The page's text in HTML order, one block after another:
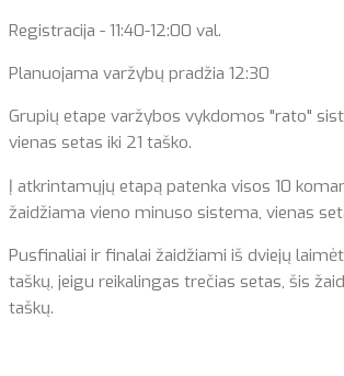
Registracija - 11:40-12:00 val.
Planuojama varžybų pradžia 12:30
Grupių etape varžybos vykdomos "rato"
vienas setas iki 21 taško.
Į atkrintamųjų etapą patenka visos 10
žaidžiama vieno minuso sistema, vienas
Pusfinaliai ir finalai žaidžiami iš dviejų
taškų, jeigu reikalingas trečias setas, šis
taškų.